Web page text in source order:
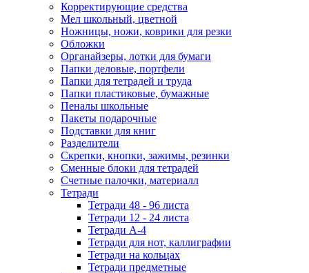
Корректирующие средства
Мел школьный, цветной
Ножницы, ножи, коврики для резки
Обложки
Органайзеры, лотки для бумаги
Папки деловые, портфели
Папки для тетрадей и труда
Папки пластиковые, бумажные
Пеналы школьные
Пакеты подарочные
Подставки для книг
Разделители
Скрепки, кнопки, зажимы, резинки
Сменные блоки для тетрадей
Счетные палочки, материалл
Тетради
Тетради 48 - 96 листа
Тетради 12 - 24 листа
Тетради А-4
Тетради для нот, каллиграфии
Тетради на кольцах
Тетради предметные